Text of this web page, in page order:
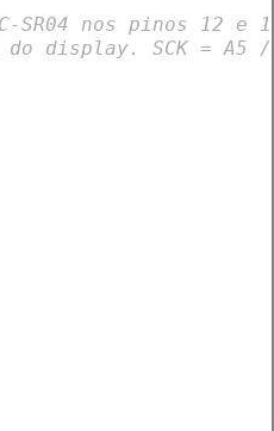
nos pinos 12 e 13
display. SCK = A5 /